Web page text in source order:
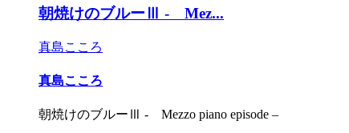
朝焼けのブルーⅢ - Mez...
真島こころ
真島こころ
朝焼けのブルーⅢ - Mezzo piano episode –